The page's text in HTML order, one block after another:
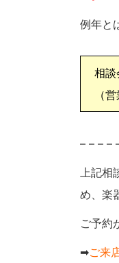
例年と
相談
（
– – – –
上記
め、楽
ご予約
➡ご来